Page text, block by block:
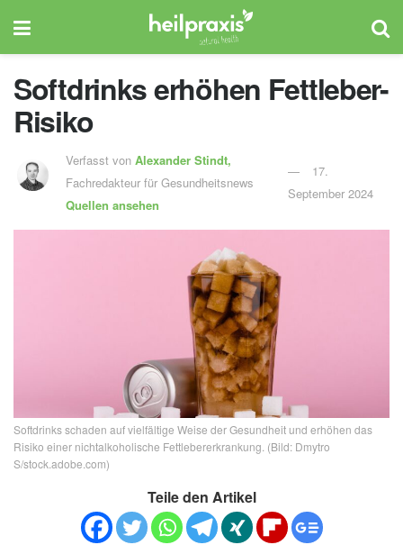
Softdrinks erhöhen Fettleber-
Risiko
Verfasst vonAlexander Stindt,
Fachredakteur für Gesundheitsnews
Quellen ansehen
17.
September 2024
Softdrinks schaden auf vielfältige Weise der Gesundheit und erhöhen das
Risiko einer nichtalkoholische Fettlebererkrankung. (Bild: Dmytro
S/stock.adobe.com)
Teile den Artikel